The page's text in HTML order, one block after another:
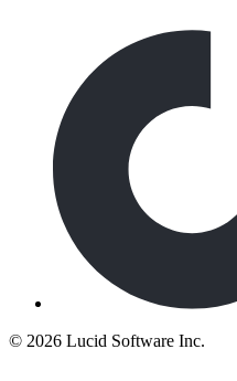
© 2026 Lucid Software Inc.